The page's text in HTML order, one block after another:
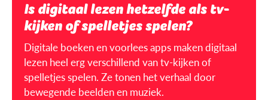
Is digitaal lezen hetzelfde als tv-
kijken of spelletjes spelen?
Digitale boeken en voorlees apps maken digitaal
lezen heel erg verschillend van tv-kijken of
spelletjes spelen. Ze tonen het verhaal door
bewegende beelden en muziek.